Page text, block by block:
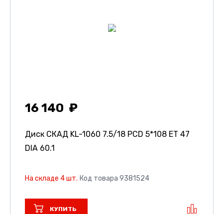
16 140
Диск СКАД KL-1060 7.5/18 PCD 5*108 ET 47
DIA 60.1
На складе 4 шт. Код товара 9381524
КУПИТЬ